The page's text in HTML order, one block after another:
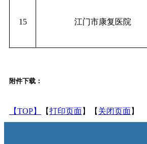
15 江门市康复医院
附件下载：
【TOP】 【打印页面】【 关闭页面】